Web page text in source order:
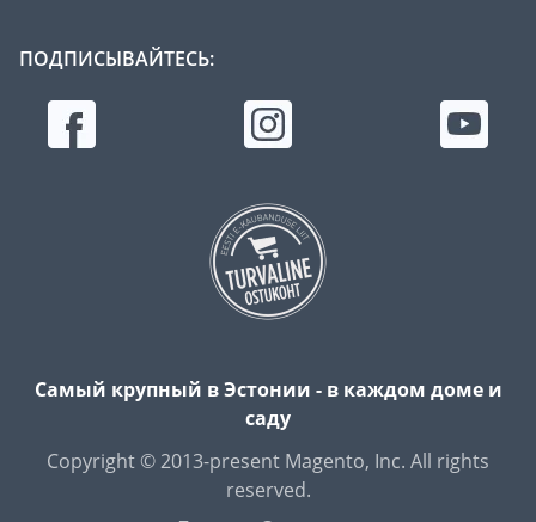
ПОДПИСЫВАЙТЕСЬ:
Самый крупный в Эстонии - в каждом доме и
саду
Copyright © 2013-present Magento, Inc. All rights
reserved.